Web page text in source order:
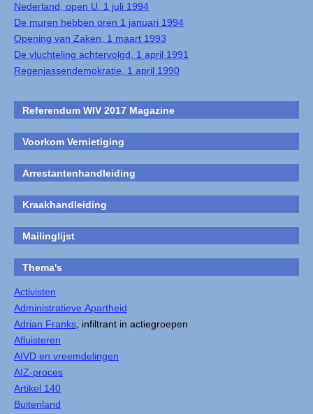
Nederland, open U, 1 juli 1994
De muren hebben oren 1 januari 1994
Opening van Zaken, 1 maart 1993
De vluchteling achtervolgd, 1 april 1991
Regenjassendemokratie, 1 april 1990
Referendum WIV 2017 Magazine
Voorkom Vernietiging
Arrestantenhandleiding
Kraakhandleiding
Mailinglijst
Thema's
Activisten
Administratieve Apartheid
Adrian Franks, infiltrant in actiegroepen
Afluisteren
AIVD en vreemdelingen
AIZ-proces
Artikel 140
Buitenland